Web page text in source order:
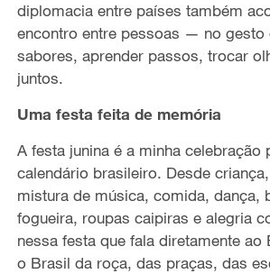
diplomacia entre países também
encontro entre pessoas — no gesto
sabores, aprender passos, trocar
juntos.
Uma festa feita de memória
A festa junina é a minha celebração
calendário brasileiro. Desde
mistura de música, comida, dança,
fogueira, roupas caipiras e alegria
nessa festa que fala diretamente ao
o Brasil da roça, das praças, das